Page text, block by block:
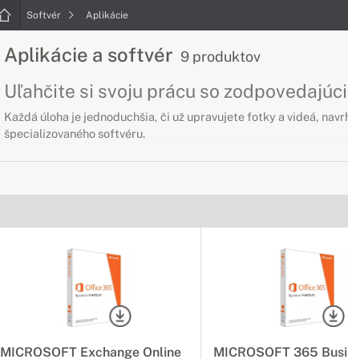
Softvér Aplikácie
Aplikácie a softvér 9 produktov
Uľahčite si svoju prácu so
Každá úloha je jednoduchšia, či už upravujete fotky a videá,
špecializovaného softvéru.
MICROSOFT Exchange Online MICROSOFT 365